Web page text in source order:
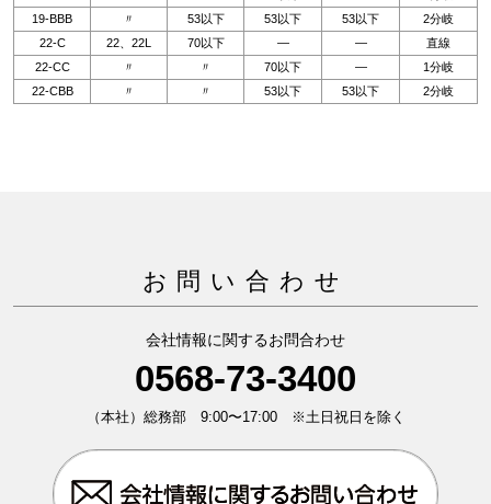
19-BBB
〃 53以下 53以下 53以下
2分岐
22-C
22、22L 70以下 — —
直線
22-CC
〃 〃 70以下 —
1分岐
22-CBB
〃 〃 53以下 53以下 2分岐
お問い合わせ
会社情報に関するお問合わせ
0568-73-3400
（本社）総務部 9:00〜17:00 ※土日祝日を除く